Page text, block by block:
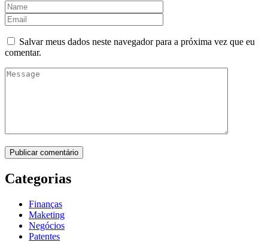
Salvar meus dados neste navegador para a próxima vez que eu
comentar.
Publicar comentário
Categorias
Finanças
Maketing
Negócios
Patentes